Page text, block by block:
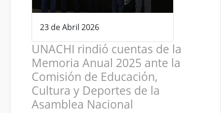
23 de Abril 2026
UNACHI rindió cuentas de la
Memoria Anual 2025 ante la
Comisión de Educación,
Cultura y Deportes de la
Asamblea Nacional